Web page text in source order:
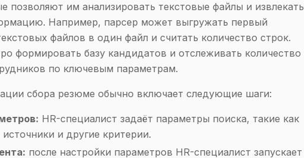
позволяют им анализировать текстовые файлы и извлекать
Например, парсер может выгружать первый
файлов в один файл и считать количество строк.
формировать базу кандидатов и отслеживать количество
по ключевым параметрам.
сбора резюме обычно включает следующие шаги:
HR-специалист задаёт параметры поиска, такие как
и другие критерии.
после настройки параметров HR-специалист запускает